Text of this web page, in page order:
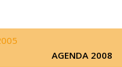
AGENDA 2008